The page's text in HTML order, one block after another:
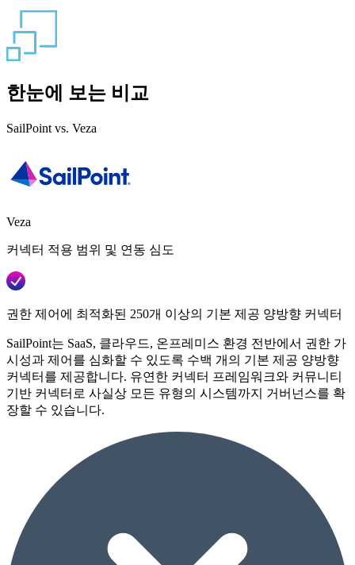
한눈에 보는 비교
SailPoint vs. Veza
Veza
커넥터 적용 범위 및 연동 심도
권한 제어에 최적화된 250개 이상의 기본 제공 양방향 커넥터
SailPoint는 SaaS, 클라우드, 온프레미스 환경 전반에서 권한 가
시성과 제어를 심화할 수 있도록 수백 개의 기본 제공 양방향
커넥터를 제공합니다. 유연한 커넥터 프레임워크와 커뮤니티
기반 커넥터로 사실상 모든 유형의 시스템까지 거버넌스를 확
장할 수 있습니다.